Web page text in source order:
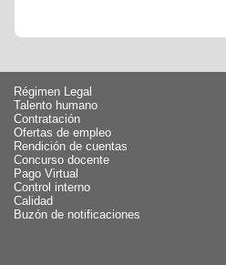
Régimen Legal
Talento humano
Contratación
Ofertas de empleo
Rendición de cuentas
Concurso docente
Pago Virtual
Control interno
Calidad
Buzón de notificaciones